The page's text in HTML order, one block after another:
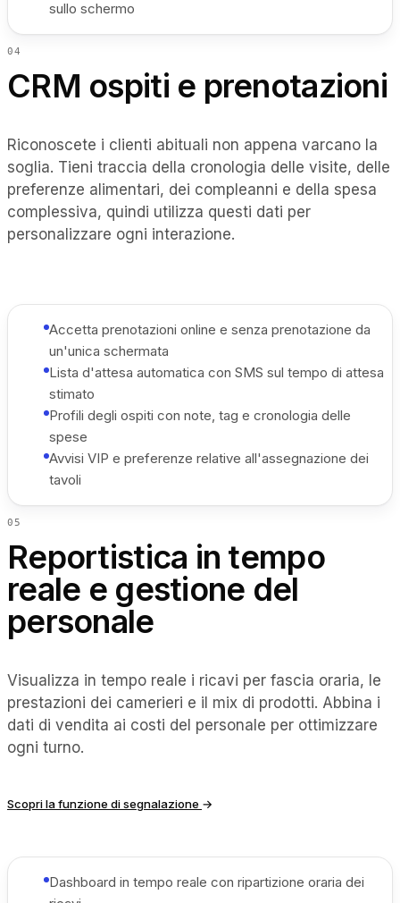
sullo schermo
04
CRM ospiti e prenotazioni
Riconoscete i clienti abituali non appena varcano la
soglia. Tieni traccia della cronologia delle visite, delle
preferenze alimentari, dei compleanni e della spesa
complessiva, quindi utilizza questi dati per
personalizzare ogni interazione.
Accetta prenotazioni online e senza prenotazione da
un'unica schermata
Lista d'attesa automatica con SMS sul tempo di attesa
stimato
Profili degli ospiti con note, tag e cronologia delle
spese
Avvisi VIP e preferenze relative all'assegnazione dei
tavoli
05
Reportistica in tempo
reale e gestione del
personale
Visualizza in tempo reale i ricavi per fascia oraria, le
prestazioni dei camerieri e il mix di prodotti. Abbina i
dati di vendita ai costi del personale per ottimizzare
ogni turno.
Scopri la funzione di segnalazione →
Dashboard in tempo reale con ripartizione oraria dei